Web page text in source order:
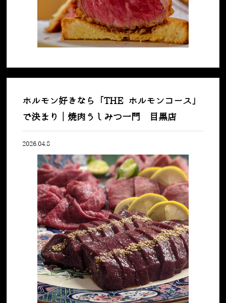
ホルモン好きなら「THE ホルモンコース」
で決まり｜焼肉うしみつ一門 目黒店
2026.04.8